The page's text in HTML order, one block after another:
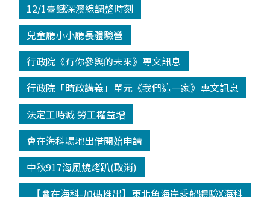
12/1臺鐵深澳線調整時刻
兒童廳小小廳長體驗營
行政院《有你參與的未來》專文訊息
行政院「時政講義」單元《我們這一家》專文訊息
法定工時減 勞工權益增
會在海科場地出借開始申請
中秋917海風燒烤趴(取消)
【會在海科-加碼推出】東北角海岸乘船體驗X海科